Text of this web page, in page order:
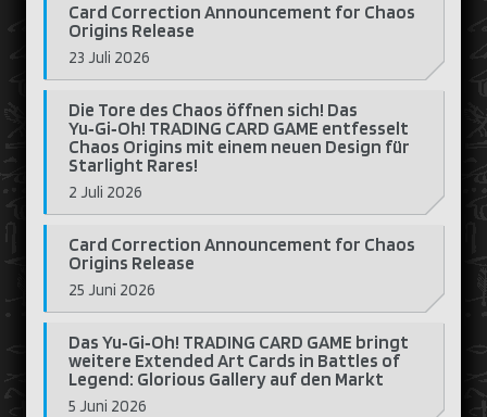
Card Correction Announcement for Chaos
Origins Release
23 Juli 2026
Die Tore des Chaos öffnen sich! Das
Yu‑Gi‑Oh! TRADING CARD GAME entfesselt
Chaos Origins mit einem neuen Design für
Starlight Rares!
2 Juli 2026
Card Correction Announcement for Chaos
Origins Release
25 Juni 2026
Das Yu‑Gi‑Oh! TRADING CARD GAME bringt
weitere Extended Art Cards in Battles of
Legend: Glorious Gallery auf den Markt
5 Juni 2026